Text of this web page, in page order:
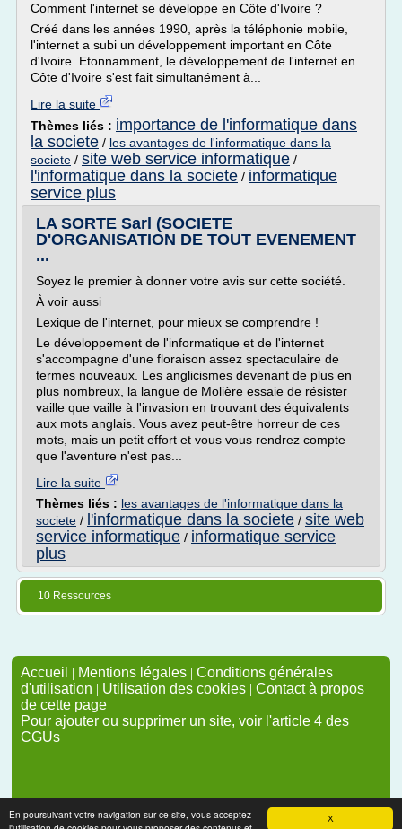
X
En poursuivant votre navigation sur ce site, vous acceptez
Comment l'internet se développe en Côte d'Ivoire ?
Créé dans les années 1990, après la téléphonie mobile,
l'internet a subi un développement important en Côte
d'Ivoire. Etonnamment, le développement de l'internet en
Côte d'Ivoire s'est fait simultanément à...
Lire la suite
Thèmes liés : importance de l'informatique dans
la societe / les avantages de l'informatique dans la
societe / site web service informatique /
l'informatique dans la societe / informatique
service plus
LA SORTE Sarl (SOCIETE
D'ORGANISATION DE TOUT EVENEMENT
...
Soyez le premier à donner votre avis sur cette société.
À voir aussi
Lexique de l'internet, pour mieux se comprendre !
Le développement de l'informatique et de l'internet
s'accompagne d'une floraison assez spectaculaire de
termes nouveaux. Les anglicismes devenant de plus en
plus nombreux, la langue de Molière essaie de résister
vaille que vaille à l'invasion en trouvant des équivalents
aux mots anglais. Vous avez peut-être horreur de ces
mots, mais un petit effort et vous vous rendrez compte
que l'aventure n'est pas...
Lire la suite
Thèmes liés : les avantages de l'informatique dans la
societe / l'informatique dans la societe / site web
service informatique / informatique service
plus
10 Ressources
Accueil | Mentions légales | Conditions générales
d'utilisation | Utilisation des cookies | Contact à propos
de cette page
Pour ajouter ou supprimer un site, voir l'article 4 des
CGUs